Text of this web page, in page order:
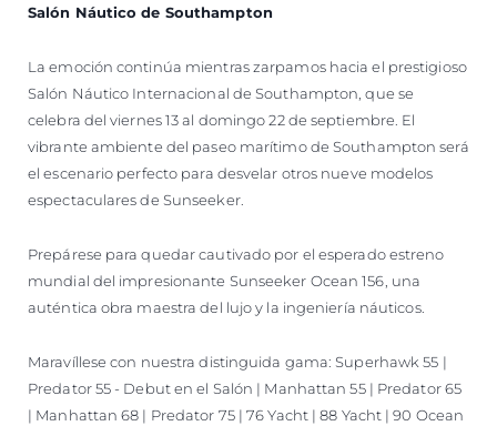
Salón Náutico de Southampton
La emoción continúa mientras zarpamos hacia el prestigioso
Salón Náutico Internacional de Southampton, que se
celebra del viernes 13 al domingo 22 de septiembre. El
vibrante ambiente del paseo marítimo de Southampton será
el escenario perfecto para desvelar otros nueve modelos
espectaculares de Sunseeker.
Prepárese para quedar cautivado por el esperado estreno
mundial del impresionante Sunseeker Ocean 156, una
auténtica obra maestra del lujo y la ingeniería náuticos.
Maravíllese con nuestra distinguida gama: Superhawk 55 |
Predator 55 - Debut en el Salón | Manhattan 55 | Predator 65
| Manhattan 68 | Predator 75 | 76 Yacht | 88 Yacht | 90 Ocean